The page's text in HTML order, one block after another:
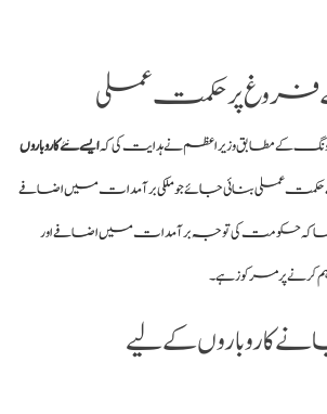
کے فروغ پر حکمت عملی
کے مطابق وزیراعظم نے ہدایت کی کہایسے نئے کاروباروں
حکمت عملی بنائی جائے جو ملکی برآمدات میں اضافے
کہا کہ حکومت کی توجہ برآمدات میں اضافے اور
کرنے پر مرکوز ہے۔
کاروباروں کے لیے